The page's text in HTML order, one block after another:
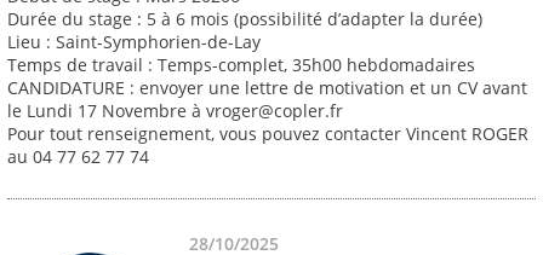
Durée du stage : 5 à 6 mois (possibilité d’adapter la durée)
Lieu : Saint-Symphorien-de-Lay
Temps de travail : Temps-complet, 35h00 hebdomadaires
CANDIDATURE : envoyer une lettre de motivation et un CV avant
le Lundi 17 Novembre à vroger@copler.fr
Pour tout renseignement, vous pouvez contacter Vincent ROGER
au 04 77 62 77 74
28/10/2025